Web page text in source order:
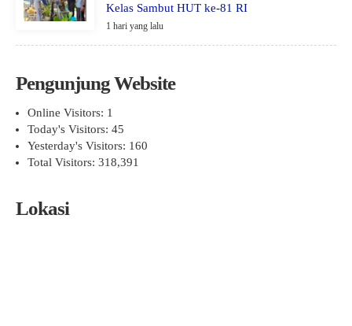
Kelas Sambut HUT ke-81 RI
1 hari yang lalu
Pengunjung Website
Online Visitors: 1
Today's Visitors: 45
Yesterday's Visitors: 160
Total Visitors: 318,391
Lokasi